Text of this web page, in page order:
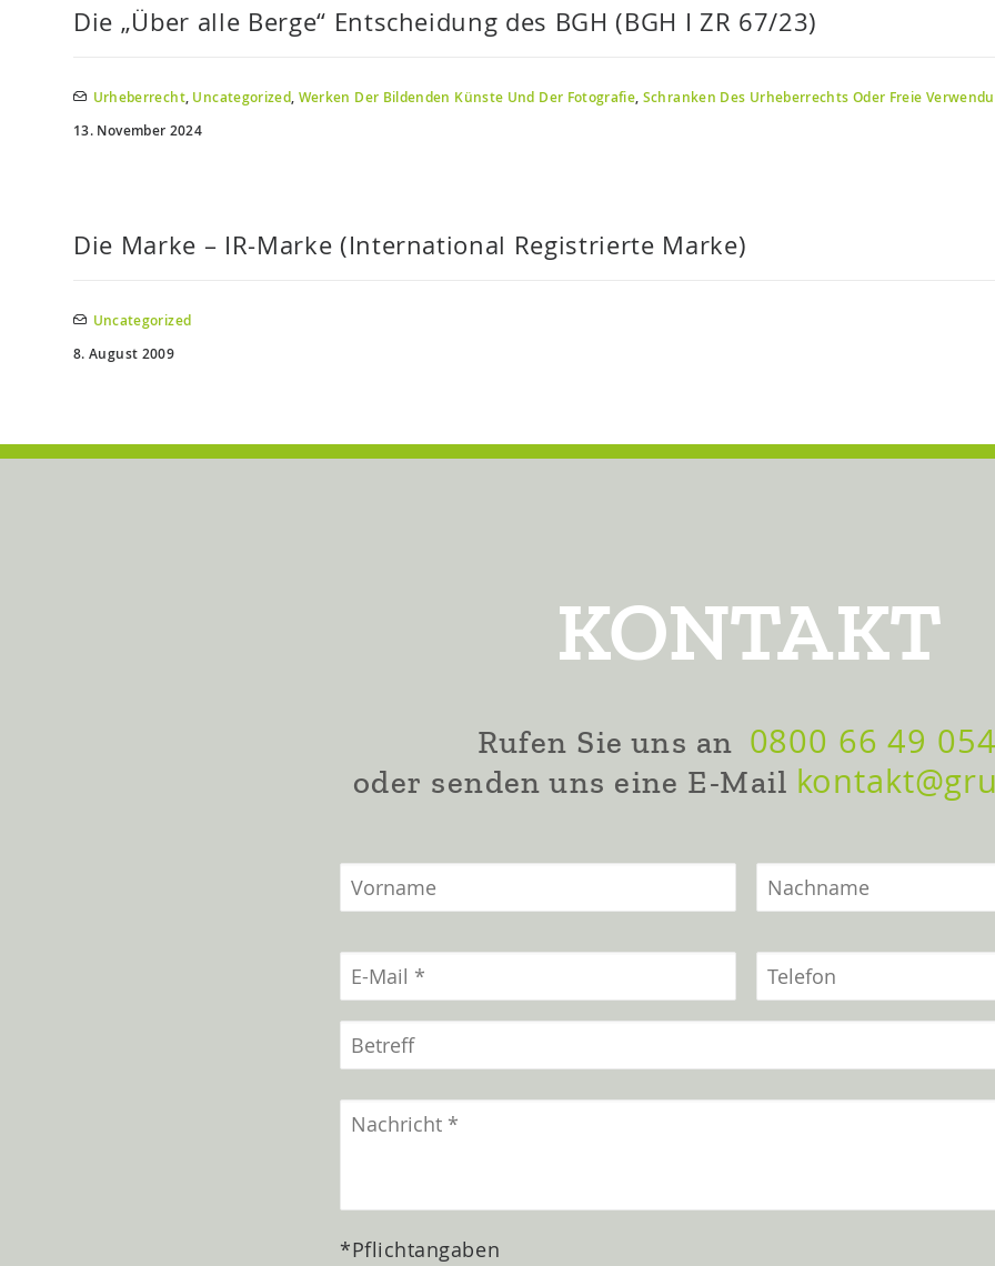
Die „Über alle Berge“ Entscheidung des BGH (BGH I ZR 67/23)
Urheberrecht, Uncategorized, Werken Der Bildenden Künste Und Der Fotografie, Schranken Des Urheberrechts Oder Freie
13. November 2024
Die Marke – IR-Marke (International Registrierte Marke)
Uncategorized
8. August 2009
KONTAKT
Rufen Sie uns an 0800 66 49
oder senden uns eine E-Mail
*Pflichtangaben